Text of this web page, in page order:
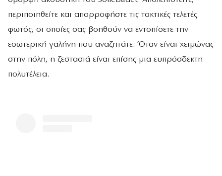
περιποιηθείτε και απορροφήστε τις τακτικές τελετές
φωτός, οι οποίες σας βοηθούν να εντοπίσετε την
εσωτερική γαλήνη που αναζητάτε. Όταν είναι χειμώνας
στην πόλη, η ζεστασιά είναι επίσης μια ευπρόσδεκτη
πολυτέλεια.